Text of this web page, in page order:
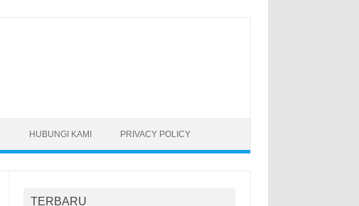
HUBUNGI KAMI PRIVACY POLICY
TERBARU